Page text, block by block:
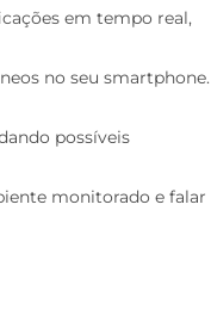
em tempo real,
no seu smartphone.
possíveis
monitorado e falar